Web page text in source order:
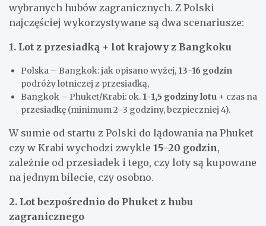
wybranych hubów zagranicznych. Z Polski
najczęściej wykorzystywane są dwa scenariusze:
1. Lot z przesiadką + lot krajowy z Bangkoku
Polska – Bangkok: jak opisano wyżej, 13–16 godzin
podróży lotniczej z przesiadką,
Bangkok – Phuket/Krabi: ok. 1–1,5 godziny lotu + czas na
przesiadkę (minimum 2–3 godziny, bezpieczniej 4).
W sumie od startu z Polski do lądowania na Phuket
czy w Krabi wychodzi zwykle 15–20 godzin,
zależnie od przesiadek i tego, czy loty są kupowane
na jednym bilecie, czy osobno.
2. Lot bezpośrednio do Phuket z hubu
zagranicznego